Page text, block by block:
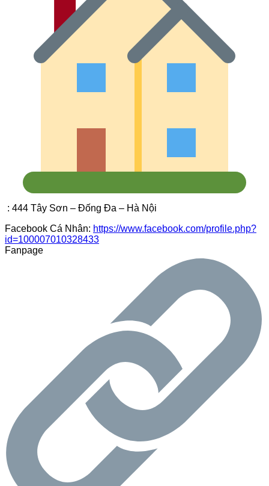
: 444 Tây Sơn – Đống Đa – Hà Nội
Facebook Cá Nhân: https://www.facebook.com/profile.php?
id=100007010328433
Fanpage